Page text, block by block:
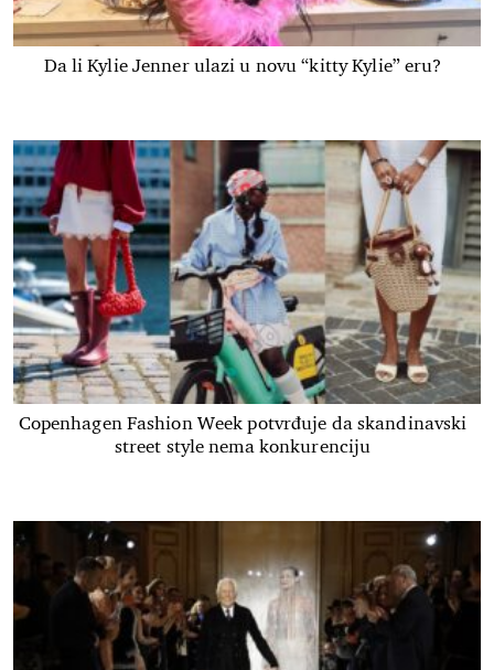
Da li Kylie Jenner ulazi u novu “kitty Kylie” eru?
Copenhagen Fashion Week potvrđuje da skandinavski
street style nema konkurenciju